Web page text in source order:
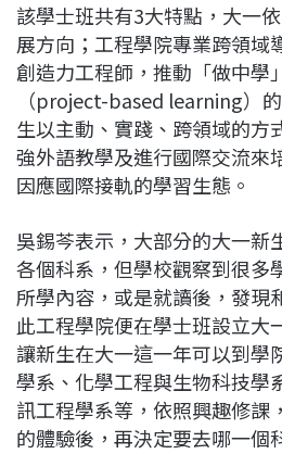
該學士班共有3大特點，大一
展方向；工程學院專業跨領域
創造力工程師，推動「做中學
（project-based learning）
生以主動、實踐、跨領域的方
強外語教學及進行國際交流來
因應國際接軌的學習生態。
吳錫芩表示，大部分的大一新
各個科系，但學校觀察到很多
所學內容，或是就讀後，發現
此工程學院便在學士班設立大
讓新生在大一這一年可以到學
學系、化學工程與生物科技學
訊工程學系等，依照興趣修課
的體驗後，再決定要去哪一個